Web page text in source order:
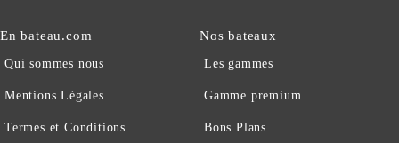
En bateau.com
Qui sommes nous
Mentions Légales
Termes et Conditions
Nos bateaux
Les gammes
Gamme premium
Bons Plans